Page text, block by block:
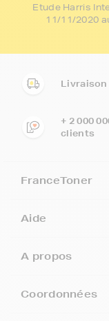
Etude Harris
11/11/2020
+ 2 000
clients
FranceToner
Aide
A propos
Coordonnées